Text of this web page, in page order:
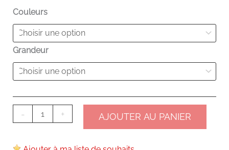
Couleurs
Grandeur
-
quantité
Impatiens
Nouvelle-
Guinée
+ AJOUTER AU PANIER